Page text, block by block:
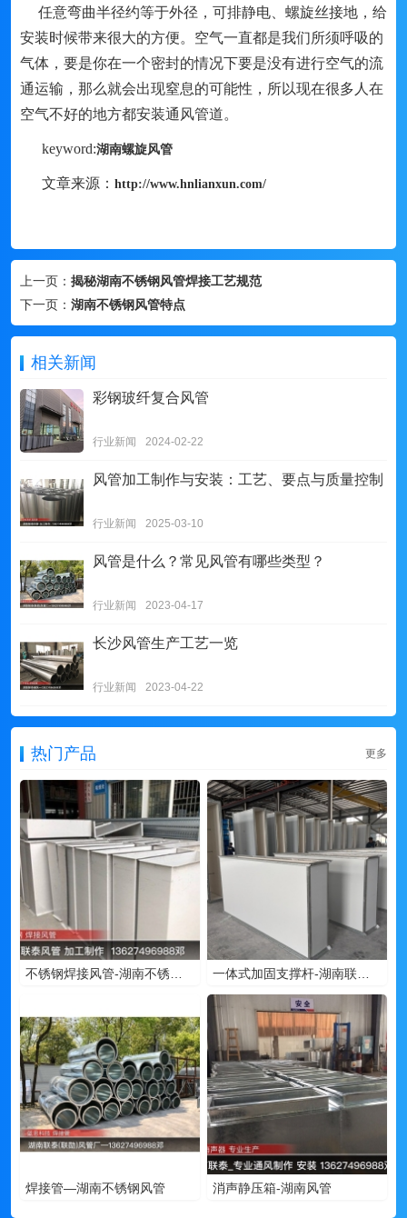
任意弯曲半径约等于外径，可排静电、螺旋丝接地，给
安装时候带来很大的方便。空气一直都是我们所须呼吸的
气体，要是你在一个密封的情况下要是没有进行空气的流
通运输，那么就会出现窒息的可能性，所以现在很多人在
空气不好的地方都安装通风管道。
keyword:湖南螺旋风管
文章来源： http://www.hnlianxun.com/
上一页： 揭秘湖南不锈钢风管焊接工艺规范
下一页： 湖南不锈钢风管特点
相关新闻
彩钢玻纤复合风管
行业新闻 2024-02-22
风管加工制作与安装：工艺、要点与质量控制
行业新闻 2025-03-10
风管是什么？常见风管有哪些类型？
行业新闻 2023-04-17
长沙风管生产工艺一览
行业新闻 2023-04-22
热门产品 更多
焊接管—湖南不锈钢风管 消声静压箱-湖南风管